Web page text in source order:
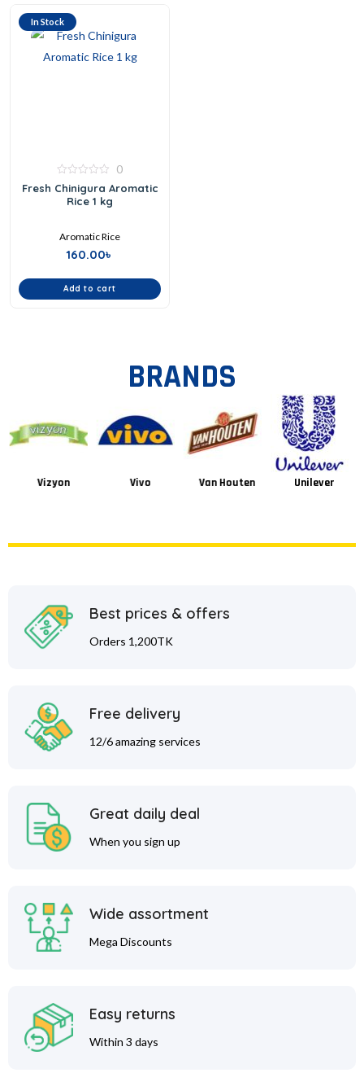
In Stock
0
out
0
Fresh Chinigura Aromatic
Rice 1 kg
Aromatic Rice
160.00৳
Add to cart
BRANDS
Vizyon Vivo Van Houten Unilever
Best prices & offers
Orders 1,200TK
Free delivery
12/6 amazing services
Great daily deal
When you sign up
Wide assortment
Mega Discounts
Easy returns
Within 3 days